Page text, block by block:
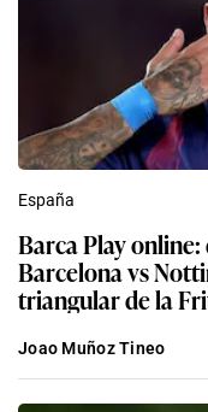
España
Barca Play
Barcelona vs
triangular de la
Joao Muñoz Tineo